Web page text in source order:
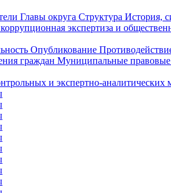
Главы округа Структура История,
экспертиза и
Опубликование
граждан Муниципальные
и экспертно-аналитических